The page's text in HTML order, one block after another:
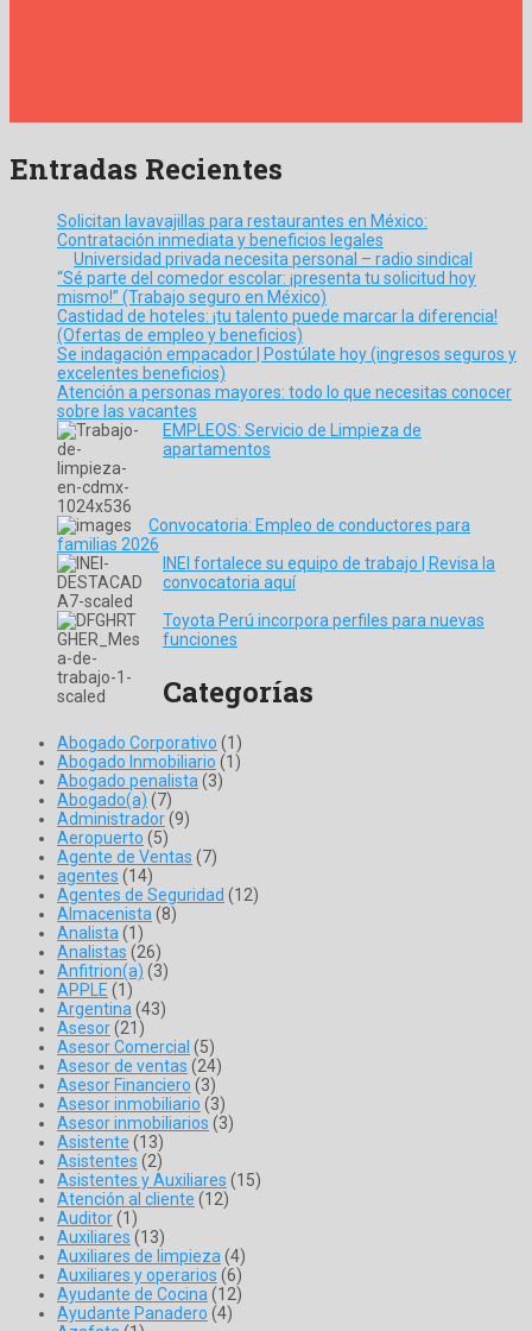
Entradas Recientes
Solicitan lavavajillas para restaurantes en México:
Contratación inmediata y beneficios legales
Universidad privada necesita personal – radio sindical
“Sé parte del comedor escolar: ¡presenta tu solicitud hoy
mismo!” (Trabajo seguro en México)
Castidad de hoteles: ¡tu talento puede marcar la diferencia!
(Ofertas de empleo y beneficios)
Se indagación empacador | Postúlate hoy (ingresos seguros y
excelentes beneficios)
Atención a personas mayores: todo lo que necesitas conocer
sobre las vacantes
EMPLEOS: Servicio de Limpieza de
apartamentos
Convocatoria: Empleo de conductores para
familias 2026
INEI fortalece su equipo de trabajo | Revisa la
convocatoria aquí
Toyota Perú incorpora perfiles para nuevas
funciones
Categorías
Abogado Corporativo (1)
Abogado Inmobiliario (1)
Abogado penalista(3)
Abogado(a) (7)
Administrador(9)
Aeropuerto (5)
Agente de Ventas (7)
agentes (14)
Agentes de Seguridad (12)
Almacenista(8)
Analista(1)
Analistas (26)
Anfitrion(a) (3)
APPLE (1)
Argentina(43)
Asesor(21)
Asesor Comercial (5)
Asesor de ventas (24)
Asesor Financiero (3)
Asesor inmobiliario (3)
Asesor inmobiliarios (3)
Asistente (13)
Asistentes (2)
Asistentes y Auxiliares (15)
Atención al cliente (12)
Auditor(1)
Auxiliares (13)
Auxiliares de limpieza(4)
Auxiliares y operarios (6)
Ayudante de Cocina(12)
Ayudante Panadero (4)